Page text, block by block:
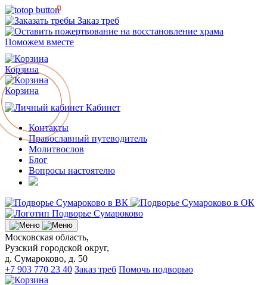
Заказ треб
Поможем вместе
Корзина
Корзина
0
Кабинет
Контакты
Православный путеводитель
Молитвослов
Блог
Вопросы настоятелю
Московская область,
Рузский городской округ,
д. Сумароково, д. 50
+7 903 770 23 40 Заказ треб Помочь подворью